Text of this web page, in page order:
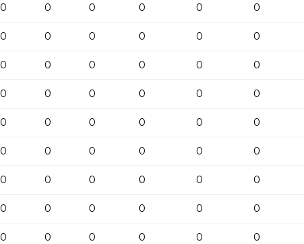
0 0 0 0 0 0
0 0 0 0 0 0
0 0 0 0 0 0
0 0 0 0 0 0
0 0 0 0 0 0
0 0 0 0 0 0
0 0 0 0 0 0
0 0 0 0 0 0
0 0 0 0 0 0